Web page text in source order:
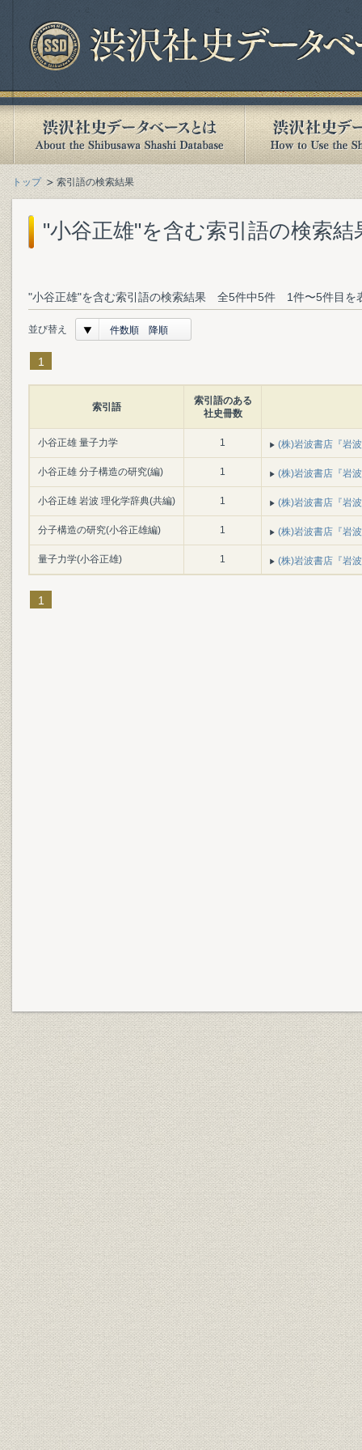
トップ 索引語の検索結果
"小谷正雄"を含む索引語の検索結
"小谷正雄"を含む索引語の検索結果 全5件中5件 1件〜5件目を
並び替え 件数順 降順
1
索引語
索引語のある
社史冊数
小谷正雄 量子力学 1 (株)岩波書店『岩
小谷正雄 分子構造の研究(編) 1 (株)岩波書店『岩
小谷正雄 岩波 理化学辞典(共編) 1 (株)岩波書店『岩
分子構造の研究(小谷正雄編) 1 (株)岩波書店『岩
量子力学(小谷正雄) 1 (株)岩波書店『岩
1